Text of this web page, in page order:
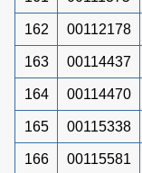
162 00112178
163 00114437
164 00114470
165 00115338
166 00115581